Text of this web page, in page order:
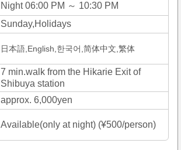
Night 06:00 PM ～ 10:30 PM
Sunday,Holidays
日本語,English,한국어,简体中文,繁体
7 min.walk from the Hikarie Exit of
Shibuya station
approx. 6,000yen
Available(only at night) (¥500/person)